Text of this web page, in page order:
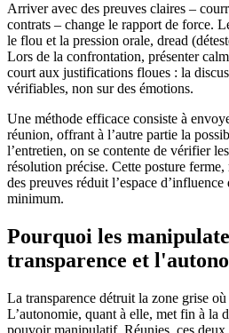
Arriver avec des preuves claires –
contrats – change le rapport de force.
le flou et la pression orale, dread
Lors de la confrontation, présenter
court aux justifications floues : la
vérifiables, non sur des émotions.
Une méthode efficace consiste à
réunion, offrant à l’autre partie la
l’entretien, on se contente de vérifier
résolution précise. Cette posture ferme,
des preuves réduit l’espace
minimum.
Pourquoi les
transparence et
La transparence détruit la zone grise
L’autonomie, quant à elle, met fin à la
pouvoir manipulatif. Réunies, ces